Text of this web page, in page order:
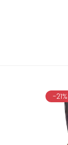
-21%